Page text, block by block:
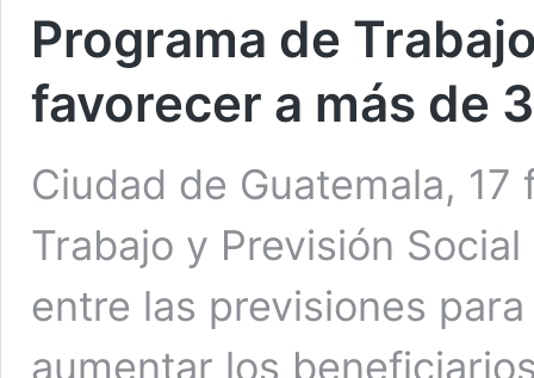
Programa de
favorecer a más de
Ciudad de Guatemala,
Trabajo y Previsión
entre las previsiones
aumentar los